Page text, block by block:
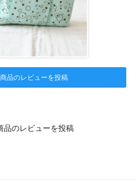
品のレビューを投稿
品のレビューを投稿